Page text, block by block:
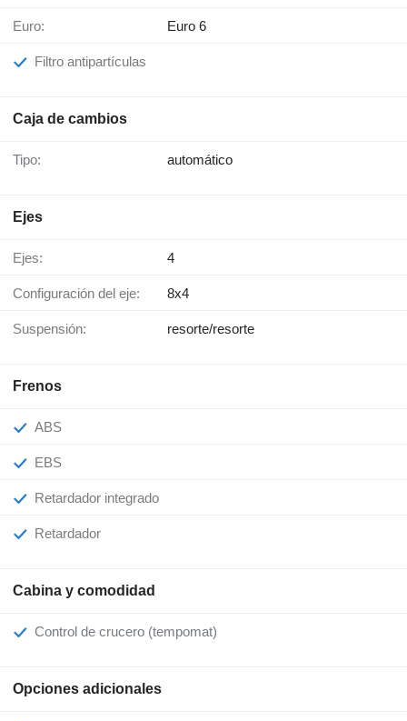
Euro: Euro 6
Filtro antipartículas
Caja de cambios
Tipo: automático
Ejes
Ejes: 4
Configuración del eje: 8x4
Suspensión: resorte/resorte
Frenos
ABS
EBS
Retardador integrado
Retardador
Cabina y comodidad
Control de crucero (tempomat)
Opciones adicionales